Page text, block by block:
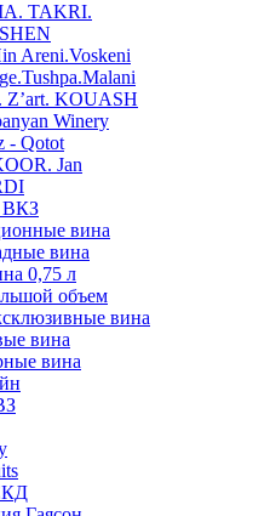
TAKRI.
Areni.Voskeni
Z’art. KOUASH
Winery
- Qotot
Jan
ВКЗ
вина
вина
0,75 л
объем
вина
вина
вина